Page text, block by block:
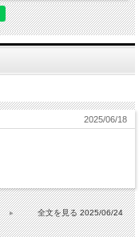
2025/06/18
2025/06/24